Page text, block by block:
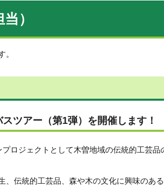
）
。
ツアー（第1弾）を開催します！
ロジェクトとして木曽地域の伝統的工芸品
伝統的工芸品、森や木の文化に興味のある